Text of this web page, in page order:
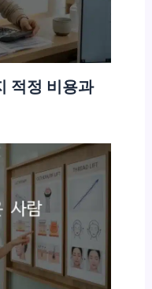
적정 비용과